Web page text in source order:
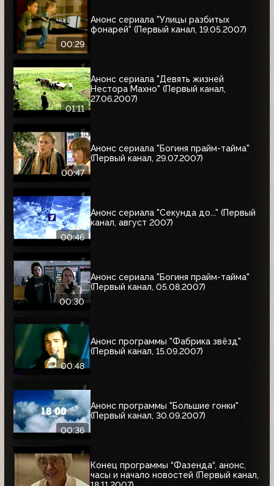
00:29
Анонс сериала "Улицы разбитых
фонарей" (Первый канал, 19.05.2007)
01:11
Анонс сериала "Девять жизней
Нестора Махно" (Первый канал,
27.06.2007)
00:47
Анонс сериала "Богиня прайм-тайма"
(Первый канал, 29.07.2007)
00:46
Анонс сериала "Секунда до..." (Первый
канал, август 2007)
00:30
Анонс сериала "Богиня прайм-тайма"
(Первый канал, 05.08.2007)
00:48
Анонс программы "Фабрика звёзд"
(Первый канал, 15.09.2007)
00:36
Анонс программы "Большие гонки"
(Первый канал, 30.09.2007)
Конец программы “Фазенда“, анонс,
часы и начало новостей (Первый канал,